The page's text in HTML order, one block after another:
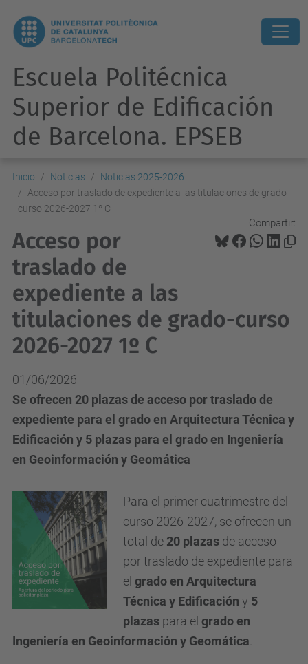
Escuela Politécnica
Superior de Edificación
de Barcelona. EPSEB
Inicio Noticias
Noticias 2025-2026
Acceso por traslado de expediente a las titulaciones de grado-
curso 2026-2027 1º C
Compartir:
Acceso por
traslado de
expediente a las
titulaciones de grado-curso
2026-2027 1º C
01/06/2026
Se ofrecen 20 plazas de acceso por traslado de
expediente para el grado en Arquitectura Técnica y
Edificación y 5 plazas para el grado en Ingeniería
en Geoinformación y Geomática
Para el primer cuatrimestre del
curso 2026-2027, se ofrecen un
total de 20 plazas de acceso
por traslado de expediente para
el grado en Arquitectura
Técnica y Edificación y 5
plazas para el grado en
Ingeniería en Geoinformación y Geomática